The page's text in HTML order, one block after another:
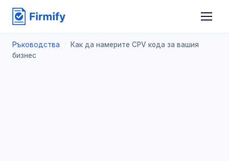
Ръководства
Как да намерите CPV кода за вашия
бизнес